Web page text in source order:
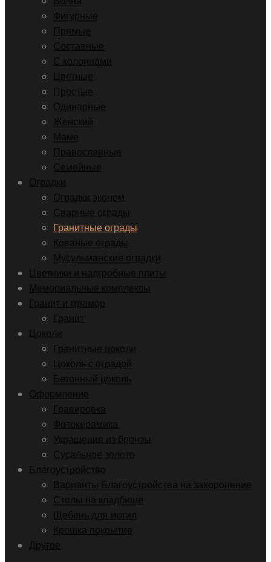
Фигурные
Прямые
Составные
С колоннами
Цветные
Простые
Одинарные
Женский
Маме
Православные
Семейные
Оградки
Оградки эконом
Сварные ограды
Гранитные ограды
Кованые ограды
Мусульманские оградки
Цветники и надгробные плиты
Мемориальные комплексы
Гранит и мрамор
Гранит
Цоколи
Гранитные цоколи
Цоколь с оградой
Бетонный цоколь
Оформление
Гравировка
Фотокерамика
Украшения из бронзы
Сусальное золото
Благоустройство
Варианты Благоустройства на захоронение
Столы на кладбище
Щебень для могил
Крошка покрытие
Другое